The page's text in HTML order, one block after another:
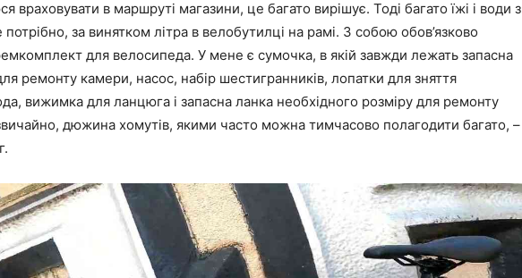
враховувати в маршруті магазини, це багато вирішує. Тоді багато їжі і води з
за винятком літра в велобутилці на рамі. З собою обов’язково
для велосипеда. У мене є сумочка, в якій завжди лежать запасна
ремонту камери, насос, набір шестигранників, лопатки для зняття
вижимка для ланцюга і запасна ланка необхідного розміру для ремонту
дюжина хомутів, якими часто можна тимчасово полагодити багато, –